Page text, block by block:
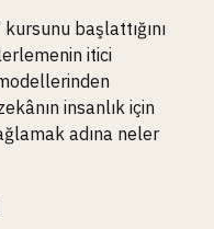
başlattığını
itici
insanlık için
adına neler